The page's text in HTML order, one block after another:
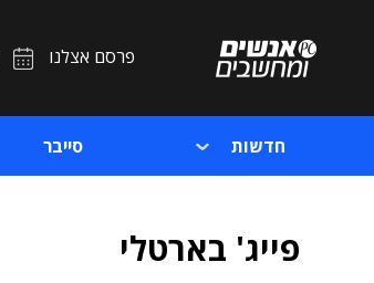
פרסם אצלנו
חדשות סייבר
פייג' בארטלי